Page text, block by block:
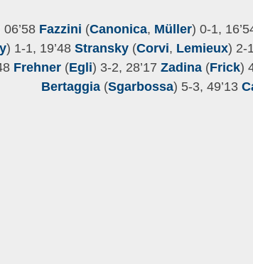
06’58 Fazzini (Canonica, Müller) 0-1,
) 1-1, 19’48 Stransky(Corvi, Lemieux) 2-
Frehner(Egli) 3-2, 28’17 Zadina(Frick)
Bertaggia (Sgarbossa) 5-3, 49’13